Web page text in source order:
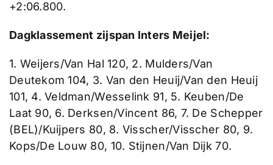
+2:06.800.
Dagklassement zijspan Inters Meijel:
1. Weijers/Van Hal 120, 2. Mulders/Van
Deutekom 104, 3. Van den Heuij/Van den Heuij
101, 4. Veldman/Wesselink 91, 5. Keuben/De
Laat 90, 6. Derksen/Vincent 86, 7. De Schepper
(BEL)/Kuijpers 80, 8. Visscher/Visscher 80, 9.
Kops/De Louw 80, 10. Stijnen/Van Dijk 70.